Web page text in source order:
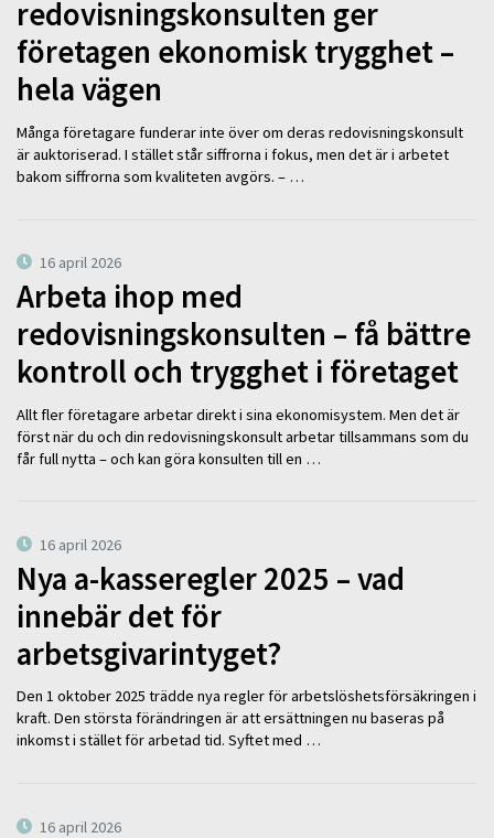
redovisningskonsulten ger
företagen ekonomisk trygghet –
hela vägen
Många företagare funderar inte över om deras redovisningskonsult
är auktoriserad. I stället står siffrorna i fokus, men det är i arbetet
bakom siffrorna som kvaliteten avgörs. – …
16 april 2026
Arbeta ihop med
redovisningskonsulten – få bättre
kontroll och trygghet i företaget
Allt fler företagare arbetar direkt i sina ekonomisystem. Men det är
först när du och din redovisningskonsult arbetar tillsammans som du
får full nytta – och kan göra konsulten till en …
16 april 2026
Nya a-kasseregler 2025 – vad
innebär det för
arbetsgivarintyget?
Den 1 oktober 2025 trädde nya regler för arbetslöshetsförsäkringen i
kraft. Den största förändringen är att ersättningen nu baseras på
inkomst i stället för arbetad tid. Syftet med …
16 april 2026